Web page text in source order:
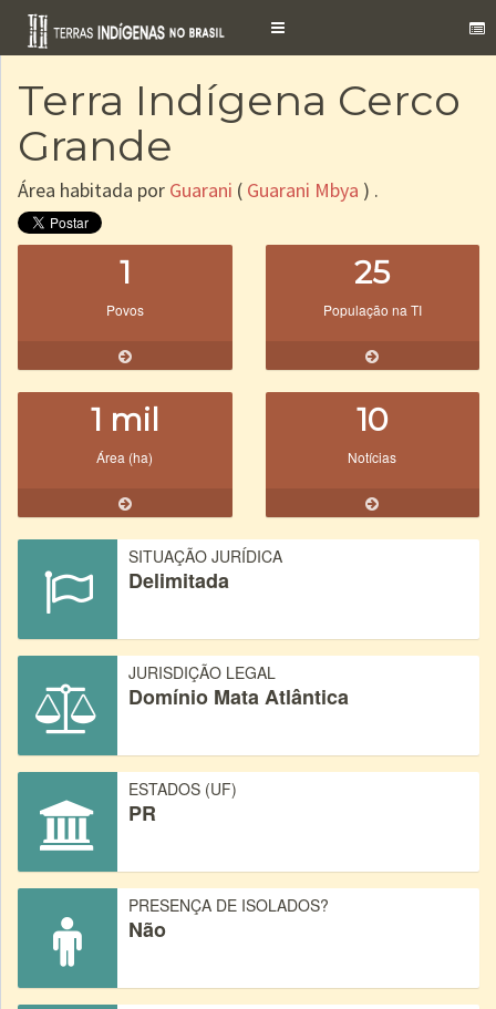
Toggle
Terra Indígena Cerco
Grande
Área habitada por Guarani ( Guarani Mbya ) .
1
Povos
25
População na TI
1 mil
Área (ha)
10
Notícias
SITUAÇÃO JURÍDICA
Delimitada
JURISDIÇÃO LEGAL
Domínio Mata Atlântica
ESTADOS (UF)
PR
PRESENÇA DE ISOLADOS?
Não